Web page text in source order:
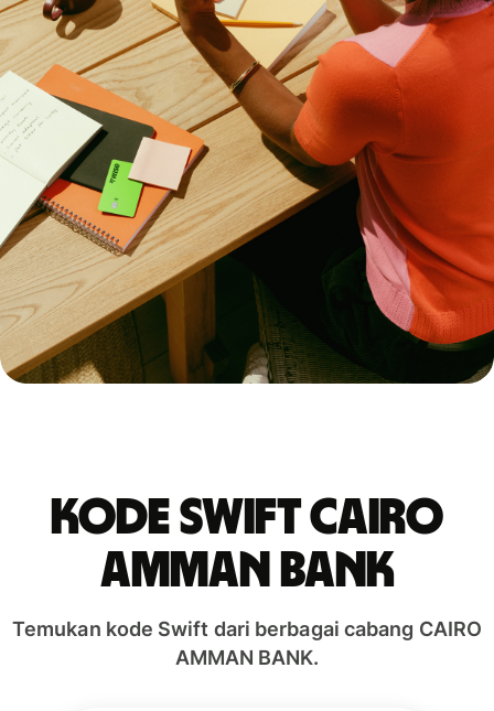
Kode Swift CAIRO
AMMAN BANK
Temukan kode Swift dari berbagai cabang CAIRO
AMMAN BANK.